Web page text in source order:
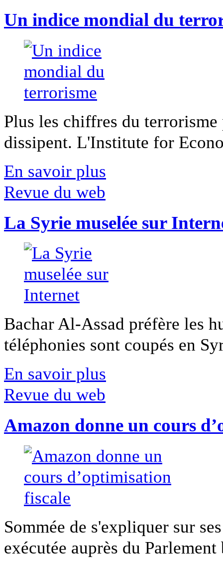
Un indice mondial du
Plus les chiffres du
dissipent. L'Institute for
En savoir plus
Revue du web
La Syrie muselée sur
Bachar Al-Assad préfère les
téléphonies sont coupés en
En savoir plus
Revue du web
Amazon donne un cours
Sommée de s'expliquer sur
exécutée auprès du